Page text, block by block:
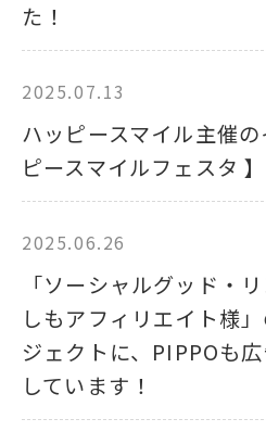
た！
2025.07.13
ハッピースマイル主催
ピースマイルフェスタ
2025.06.26
「ソーシャルグッド・
しもアフィリエイト様
ジェクトに、PIPPOも
しています！